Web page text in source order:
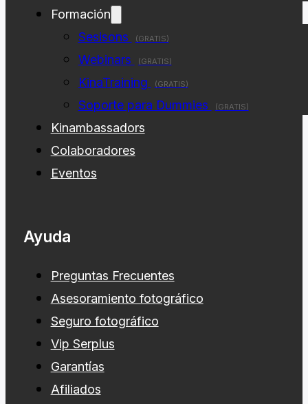
Formación
Sesisons
(GRATIS)
Webinars (GRATIS)
KinaTraining (GRATIS)
Soporte para Dummies (GRATIS)
Kinambassadors
Colaboradores
Eventos
Ayuda
Preguntas Frecuentes
Asesoramiento fotográfico
Seguro fotográfico
Vip Serplus
Garantías
Afiliados